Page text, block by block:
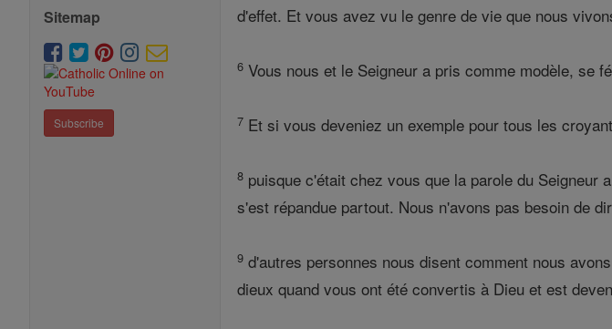
Sitemap
Subscribe
d'effet. Et vous avez vu le genre de vie que nous
6 Vous nous et le Seigneur a pris comme modèle, se
7 Et si vous deveniez un exemple pour tous les
8 puisque c'était chez vous que la parole du
s'est répandue partout. Nous n'avons pas besoin de
9 d'autres personnes nous disent comment nous
dieux quand vous ont été convertis à Dieu et est